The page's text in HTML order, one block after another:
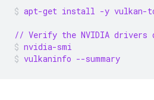
apt-get install -y vulkan-
// Verify the NVIDIA drivers
nvidia-smi
vulkaninfo --summary